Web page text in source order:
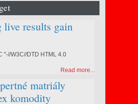
results gain
"-//W3C//DTD HTML 4.0
Read more...
matriály
komodity